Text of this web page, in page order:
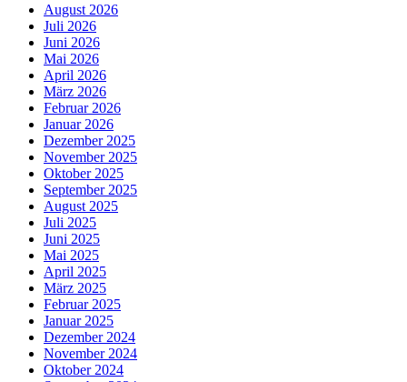
August 2026
Juli 2026
Juni 2026
Mai 2026
April 2026
März 2026
Februar 2026
Januar 2026
Dezember 2025
November 2025
Oktober 2025
September 2025
August 2025
Juli 2025
Juni 2025
Mai 2025
April 2025
März 2025
Februar 2025
Januar 2025
Dezember 2024
November 2024
Oktober 2024